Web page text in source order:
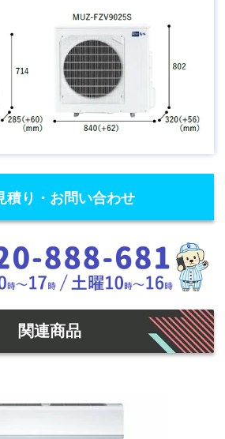
積り・お問い合わせ
関連商品